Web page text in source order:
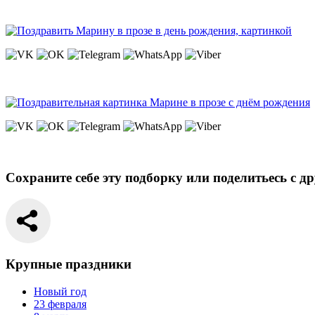
Сохраните себе эту подборку или поделитьесь с
Крупные праздники
Новый год
23 февраля